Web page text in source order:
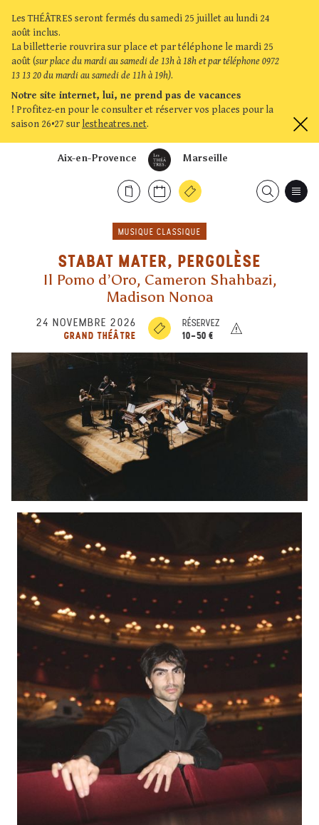
Les THÉÂTRES seront fermés du samedi 25 juillet au lundi 24
août inclus.
La billetterie rouvrira sur place et par téléphone le mardi 25
août (sur place du mardi au samedi de 13h à 18h et par téléphone 0972
13 13 20 du mardi au samedi de 11h à 19h).
Notre site internet, lui, ne prend pas de vacances
! Profitez-en pour le consulter et réserver vos places pour la
saison 26•27 sur lestheatres.net.
Marseille
Aix-en-Provence
MUSIQUE CLASSIQUE
STABAT MATER, PERGOLÈSE
Il Pomo d’Oro, Cameron Shahbazi,
Madison Nonoa
24 NOVEMBRE 2026
GRAND THÉÂTRE
RÉSERVEZ
10-50 €